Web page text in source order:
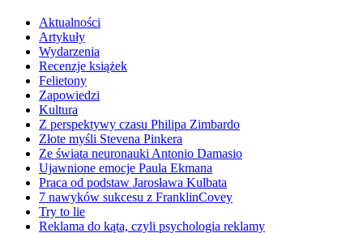
Aktualności
Artykuły
Wydarzenia
Recenzje książek
Felietony
Zapowiedzi
Kultura
Z perspektywy czasu Philipa Zimbardo
Złote myśli Stevena Pinkera
Ze świata neuronauki Antonio Damasio
Ujawnione emocje Paula Ekmana
Praca od podstaw Jarosława Kulbata
7 nawyków sukcesu z FranklinCovey
Try to lie
Reklama do kąta, czyli psychologia reklamy